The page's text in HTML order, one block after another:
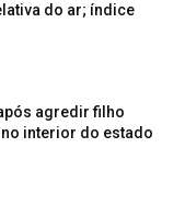
do ar; índice
agredir filho
interior do estado